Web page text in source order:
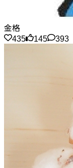
金格
435
145 393